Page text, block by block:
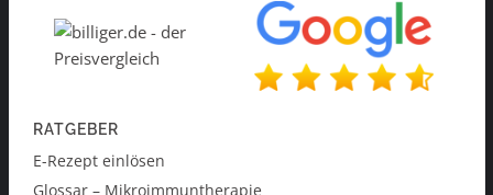
RATGEBER
E-Rezept einlösen
Glossar – Mikroimmuntherapie